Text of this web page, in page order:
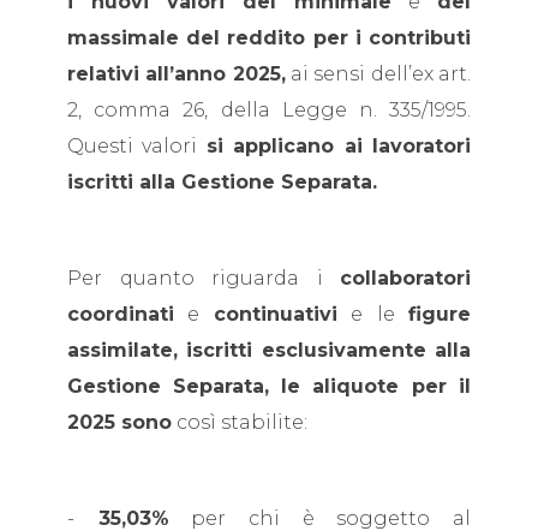
massimale del reddito per i contributi
relativi all’anno 2025,ai sensi dell’ex art.
2, comma 26, della Legge n. 335/1995.
Questi valori si applicano ai lavoratori
iscritti alla Gestione Separata.
Per quanto riguarda i collaboratori
coordinati e continuativi e lefigure
assimilate, iscritti esclusivamente alla
Gestione Separata, le aliquote per il
2025 sono così stabilite:
- 35,03% per chi è soggetto al